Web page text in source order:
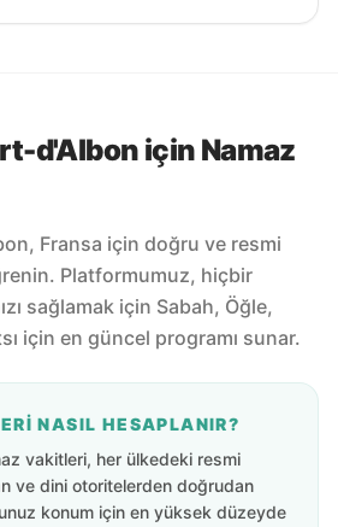
d'Albon için Namaz
Fransa için doğru ve resmi
Platformumuz, hiçbir
sağlamak için Sabah, Öğle,
için en güncel programı sunar.
NASIL HESAPLANIR?
vakitleri, her ülkedeki resmi
ve dini otoritelerden doğrudan
konum için en yüksek düzeyde